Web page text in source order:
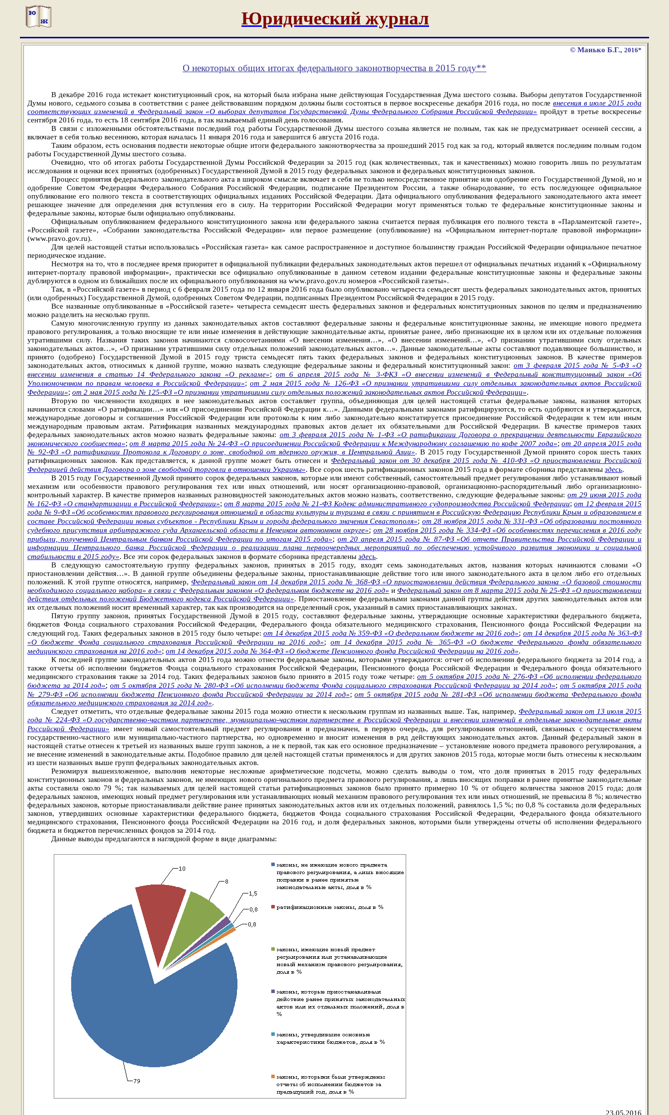
Юридический журнал
© Манько Б.Г., 2016*
О некоторых общих итогах федерального законотворчества в 2015 году**
В декабре 2016 года истекает конституционный срок, на который была избрана ныне действующая Государственная Дума шестого созыва. Выборы депутатов Государственной
Думы нового, седьмого созыва в соответствии с ранее действовавшим порядком должны были состояться в первое воскресенье декабря 2016 года, но после внесения в июле 2015 года
соответствующих изменений в Федеральный закон «О выборах депутатов Государственной Думы Федерального Собрания Российской Федерации» пройдут в третье воскресенье
сентября 2016 года, то есть 18 сентября 2016 года, в так называемый единый день голосования.
В связи с изложенными обстоятельствами последний год работы Государственной Думы шестого созыва является не полным, так как не предусматривает осенней сессии, а
включает в себя только весеннюю, которая началась 11 января 2016 года и завершится 6 августа 2016 года.
Таким образом, есть основания подвести некоторые общие итоги федерального законотворчества за прошедший 2015 год как за год, который является последним полным годом
работы Государственной Думы шестого созыва.
Очевидно, что об итогах работы Государственной Думы Российской Федерации за 2015 год (как количественных, так и качественных) можно говорить лишь по результатам
исследования и оценки всех принятых (одобренных) Государственной Думой в 2015 году федеральных законов и федеральных конституционных законов.
Процесс принятия федерального законодательного акта в широком смысле включает в себя не только непосредственное принятие или одобрение его Государственной Думой, но и
одобрение Советом Федерации Федерального Собрания Российской Федерации, подписание Президентом России, а также обнародование, то есть последующее официальное
опубликование его полного текста в соответствующих официальных изданиях Российской Федерации. Дата официального опубликования федерального законодательного акта имеет
решающее значение для определения дня вступления его в силу. На территории Российской Федерации могут применяться только те федеральные конституционные законы и
федеральные законы, которые были официально опубликованы.
Официальным опубликованием федерального конституционного закона или федерального закона считается первая публикация его полного текста в «Парламентской газете»,
«Российской газете», «Собрании законодательства Российской Федерации» или первое размещение (опубликование) на «Официальном интернет-портале правовой информации»
(www.pravo.gov.ru).
Для целей настоящей статьи использовалась «Российская газета» как самое распространенное и доступное большинству граждан Российской Федерации официальное печатное
периодическое издание.
Несмотря на то, что в последнее время приоритет в официальной публикации федеральных законодательных актов перешел от официальных печатных изданий к «Официальному
интернет-порталу правовой информации», практически все официально опубликованные в данном сетевом издании федеральные конституционные законы и федеральные законы
дублируются в одном из ближайших после их официального опубликования на www.pravo.gov.ru номеров «Российской газеты».
Так, в «Российской газете» в период с 6 февраля 2015 года по 12 января 2016 года было опубликовано четыреста семьдесят шесть федеральных законодательных актов, принятых
(или одобренных) Государственной Думой, одобренных Советом Федерации, подписанных Президентом Российской Федерации в 2015 году.
Все названные опубликованные в «Российской газете» четыреста семьдесят шесть федеральных законов и федеральных конституционных законов по целям и предназначению
можно разделить на несколько групп.
Самую многочисленную группу из данных законодательных актов составляют федеральные законы и федеральные конституционные законы, не имеющие нового предмета
правового регулирования, а только вносящие те или иные изменения в действующие законодательные акты, принятые ранее, либо признающие их в целом или их отдельные положения
утратившими силу. Названия таких законов начинаются словосочетаниями «О внесении изменения…», «О внесении изменений…», «О признании утратившими силу отдельных
законодательных актов…», «О признании утратившими силу отдельных положений законодательных актов…». Данные законодательные акты составляют подавляющее большинство, и
принято (одобрено) Государственной Думой в 2015 году триста семьдесят пять таких федеральных законов и федеральных конституционных законов. В качестве примеров
законодательных актов, относимых к данной группе, можно назвать следующие федеральные законы и федеральный конституционный закон: от 3 февраля 2015 года № 5-ФЗ «О
внесении изменения в статью 14 Федерального закона «О рекламе»;от 6 апреля 2015 года № 3-ФКЗ «О внесении изменений в Федеральный конституционный закон «Об
Уполномоченном по правам человека в Российской Федерации»;от 2 мая 2015 года № 126-ФЗ «О признании утратившими силу отдельных законодательных актов Российской
Федерации»;от 2 мая 2015 года № 125-ФЗ «О признании утратившими силу отдельных положений законодательных актов Российской Федерации».
Вторую по численности входящих в нее законодательных актов составляет группа, объединяющая для целей настоящей статьи федеральные законы, названия которых
начинаются словами «О ратификации…» или «О присоединении Российской Федерации к…». Данными федеральными законами ратифицируются, то есть одобряются и утверждаются,
международные договоры и соглашения Российской Федерации или протоколы к ним либо законодательно констатируется присоединение Российской Федерации к тем или иным
международным правовым актам. Ратификация названных международных правовых актов делает их обязательными для Российской Федерации. В качестве примеров таких
федеральных законодательных актов можно назвать федеральные законы: от 3 февраля 2015 года № 1-ФЗ «О ратификации Договора о прекращении деятельности Евразийского
экономического сообщества»;от 8 марта 2015 года № 24-ФЗ «О присоединении Российской Федерации к Международному соглашению по кофе 2007 года»;от 20 апреля 2015 года
№ 92-ФЗ «О ратификации Протокола к Договору о зоне, свободной от ядерного оружия, в Центральной Азии». В 2015 году Государственной Думой принято сорок шесть таких
ратификационных законов. Как представляется, к данной группе может быть отнесен и Федеральный закон от 30 декабря 2015 года № 410-ФЗ «О приостановлении Российской
Федерацией действия Договора о зоне свободной торговли в отношении Украины».Все сорок шесть ратификационных законов 2015 года в формате сборника представленыздесь.
В 2015 году Государственной Думой принято сорок федеральных законов, которые или имеют собственный, самостоятельный предмет регулирования либо устанавливают новый
механизм или особенности правового регулирования тех или иных отношений, или носят организационно-правовой, организационно-распорядительный либо организационно-
контрольный характер. В качестве примеров названных разновидностей законодательных актов можно назвать, соответственно, следующие федеральные законы:от 29 июня 2015 года
№ 162-ФЗ «О стандартизации в Российской Федерации»;от 8 марта 2015 года № 21-ФЗ Кодекс административного судопроизводства Российской Федерации;от 12 февраля 2015
года № 9-ФЗ «Об особенностях правового регулирования отношений в области культуры и туризма в связи с принятием в Российскую Федерацию Республики Крым и образованием в
составе Российской Федерации новых субъектов - Республики Крым и города федерального значения Севастополя»; от 28 ноября 2015 года № 331-ФЗ «Об образовании постоянного
судебного присутствия арбитражного суда Архангельской области в Ненецком автономном округе»;от 28 ноября 2015 года № 334-ФЗ «Об особенностях перечисления в 2016 году
прибыли, полученной Центральным банком Российской Федерации по итогам 2015 года»;от 20 апреля 2015 года № 87-ФЗ «Об отчете Правительства Российской Федерации и
информации Центрального банка Российской Федерации о реализации плана первоочередных мероприятий по обеспечению устойчивого развития экономики и социальной
стабильности в 2015 году».Все эти сорок федеральных законов в формате сборника представленыздесь.
В следующую самостоятельную группу федеральных законов, принятых в 2015 году, входят семь законодательных актов, названия которых начинаются словами «О
приостановлении действия…». В данной группе объединены федеральные законы, приостанавливающие действие того или иного законодательного акта в целом либо его отдельных
положений. К этой группе относятся, например, Федеральный закон от 14 декабря 2015 года № 368-ФЗ «О приостановлении действия Федерального закона «О базовой стоимости
необходимого социального набора» в связи с Федеральным законом «О федеральном бюджете на 2016 год» и Федеральный закон от 8 марта 2015 года № 25-ФЗ «О приостановлении
действия отдельных положений Бюджетного кодекса Российской Федерации». Приостановление федеральными законами данной группы действия других законодательных актов или
их отдельных положений носит временный характер, так как производится на определенный срок, указанный в самих приостанавливающих законах.
Пятую группу законов, принятых Государственной Думой в 2015 году, составляют федеральные законы, утверждающие основные характеристики федерального бюджета,
бюджетов Фонда социального страхования Российской Федерации, Федерального фонда обязательного медицинского страхования, Пенсионного фонда Российской Федерации на
следующий год. Таких федеральных законов в 2015 году было четыре: от 14 декабря 2015 года № 359-ФЗ «О федеральном бюджете на 2016 год»; от 14 декабря 2015 года № 363-ФЗ
«О бюджете Фонда социального страхования Российской Федерации на 2016 год»; от 14 декабря 2015 года № 365-ФЗ «О бюджете Федерального фонда обязательного
медицинского страхования на 2016 год»;от 14 декабря 2015 года № 364-ФЗ «О бюджете Пенсионного фонда Российской Федерации на 2016 год».
К последней группе законодательных актов 2015 года можно отнести федеральные законы, которыми утверждаются: отчет об исполнении федерального бюджета за 2014 год, а
также отчеты об исполнении бюджетов Фонда социального страхования Российской Федерации, Пенсионного фонда Российской Федерации и Федерального фонда обязательного
медицинского страхования также за 2014 год. Таких федеральных законов было принято в 2015 году тоже четыре:от 5 октября 2015 года № 276-ФЗ «Об исполнении федерального
бюджета за 2014 год»;от 5 октября 2015 года № 280-ФЗ «Об исполнении бюджета Фонда социального страхования Российской Федерации за 2014 год»; от 5 октября 2015 года
№ 279-ФЗ «Об исполнении бюджета Пенсионного фонда Российской Федерации за 2014 год»;от 5 октября 2015 года № 281-ФЗ «Об исполнении бюджета Федерального фонда
обязательного медицинского страхования за 2014 год».
Следует отметить, что отдельные федеральные законы 2015 года можно отнести к нескольким группам из названных выше. Так, например, Федеральный закон от 13 июля 2015
года № 224-ФЗ «О государственно-частном партнерстве, муниципально-частном партнерстве в Российской Федерации и внесении изменений в отдельные законодательные акты
Российской Федерации» имеет новый самостоятельный предмет регулирования и предназначен, в первую очередь, для регулирования отношений, связанных с осуществлением
государственно-частного или муниципально-частного партнерства, но одновременно и вносит изменения в ряд действующих законодательных актов. Данный федеральный закон в
настоящей статье отнесен к третьей из названных выше групп законов, а не к первой, так как его основное предназначение – установление нового предмета правового регулирования, а
не внесение изменений в законодательные акты. Подобное правило для целей настоящей статьи применялось и для других законов 2015 года, которые могли быть отнесены к нескольким
из шести названных выше групп федеральных законодательных актов.
Резюмируя вышеизложенное, выполнив некоторые несложные арифметические подсчеты, можно сделать выводы о том, что доля принятых в 2015 году федеральных
конституционных законов и федеральных законов, не имеющих нового оригинального предмета правового регулирования, а лишь вносящих поправки в ранее принятые законодательные
акты составила около 79 %; так называемых для целей настоящей статьи ратификационных законов было принято примерно 10 % от общего количества законов 2015 года; доля
федеральных законов, имеющих новый предмет регулирования или устанавливающих новый механизм правового регулирования тех или иных отношений, не превысила 8 %; количество
федеральных законов, которые приостанавливали действие ранее принятых законодательных актов или их отдельных положений, равнялось 1,5 %; по 0,8 % составила доля федеральных
законов, утвердивших основные характеристики федерального бюджета, бюджетов Фонда социального страхования Российской Федерации, Федерального фонда обязательного
медицинского страхования, Пенсионного фонда Российской Федерации на 2016 год, и доля федеральных законов, которыми были утверждены отчеты об исполнении федерального
бюджета и бюджетов перечисленных фондов за 2014 год.
Данные выводы предлагаются в наглядной форме в виде диаграммы:
23.05.2016